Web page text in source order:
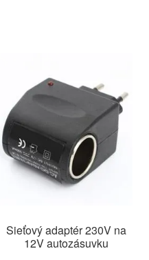
Sieťový adaptér 230V na
12V autozásuvku